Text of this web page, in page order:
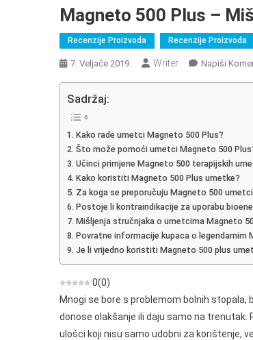
Magneto 500 Plus –
Recenzije Proizvoda Recenzije Proizvoda
7. Veljače 2019. Writer Napiši
Sadržaj:
Kako rade umetci Magneto 500 Plus?
Što može pomoći umetci Magneto 500
Učinci primjene Magneto 500 terapijskih
Kako koristiti Magneto 500 Plus umetke?
Za koga se preporučuju Magneto 500
Postoje li kontraindikacije za uporabu
Mišljenja stručnjaka o umetcima Magneto
Povratne informacije kupaca o
Je li vrijedno koristiti Magneto 500 plus
0(0)
Mnogi se bore s problemom bolnih
donose olakšanje ili daju samo na
ulošci koji nisu samo udobni za korištenje,